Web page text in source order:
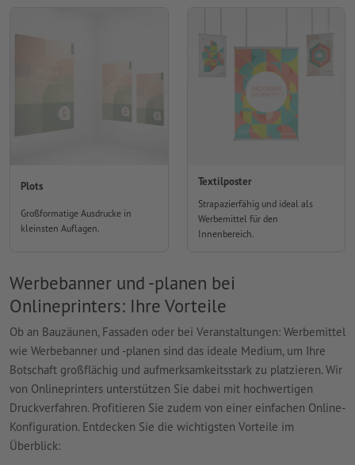
Plots
Großformatige Ausdrucke in
kleinsten Auflagen.
Textilposter
Strapazierfähig und ideal als
Werbemittel für den
Innenbereich.
Werbebanner und -planen bei
Onlineprinters: Ihre Vorteile
Ob an Bauzäunen, Fassaden oder bei Veranstaltungen: Werbemittel
wie Werbebanner und -planen sind das ideale Medium, um Ihre
Botschaft großflächig und aufmerksamkeitsstark zu platzieren. Wir
von Onlineprinters unterstützen Sie dabei mit hochwertigen
Druckverfahren. Profitieren Sie zudem von einer einfachen Online-
Konfiguration. Entdecken Sie die wichtigsten Vorteile im
Überblick: